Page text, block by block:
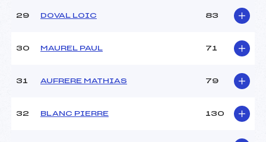
29 DOVAL LOIC 83
30 MAUREL PAUL 71
31 AUFRERE MATHIAS 79
32 BLANC PIERRE 130